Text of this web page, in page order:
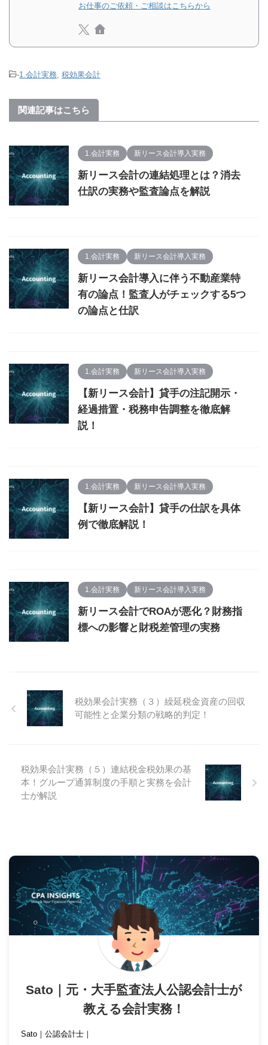
お仕事のご依頼・ご相談はこちらから
-1.会計実務, 税効果会計
関連記事はこちら
1.会計実務 新リース会計導入実務
新リース会計の連結処理とは？消去
仕訳の実務や監査論点を解説
1.会計実務 新リース会計導入実務
新リース会計導入に伴う不動産業特
有の論点！監査人がチェックする5つ
の論点と仕訳
1.会計実務 新リース会計導入実務
【新リース会計】貸手の注記開示・
経過措置・税務申告調整を徹底解
説！
1.会計実務 新リース会計導入実務
【新リース会計】貸手の仕訳を具体
例で徹底解説！
1.会計実務 新リース会計導入実務
新リース会計でROAが悪化？財務指
標への影響と財税差管理の実務
税効果会計実務（３）繰延税金資産の回収
可能性と企業分類の戦略的判定！
税効果会計実務（５）連結税金税効果の基
本！グループ通算制度の手順と実務を会計
士が解説
Sato｜元・大手監査法人公認会計士が
教える会計実務！
Sato｜公認会計士｜